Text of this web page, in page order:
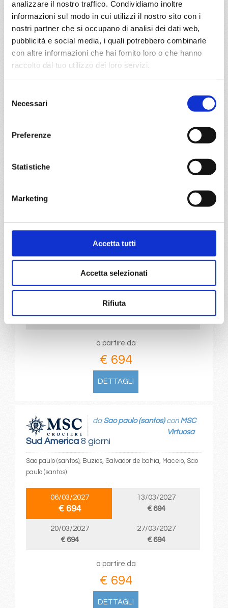
analizzare il nostro traffico. Condividiamo inoltre
informazioni sul modo in cui utilizzi il nostro sito con i
nostri partner che si occupano di analisi dei dati web,
pubblicità e social media, i quali potrebbero combinarle
con altre informazioni che hai fornito loro o che hanno
raccolto dal tuo utilizzo dei loro servizi.
delNecessari
Preferenze
Statistiche
Marketing
Accetta tutti
Accetta selezionati
Rifiuta
Salvador de bahia, Maceio, Sao paulo (santos), Buzios,
Salvador de bahia
02/03/2027
€ 694
09/03/2027
€ 694
Sud America8 giorni
MSC Virtuosa
Maceio, Sao paulo (santos), Buzios, Salvador de bahia,
03/03/2027
€ 694
10/03/2027
€ 694
a partire da
€ 694
DETTAGLI
Sud America8 giorni
da Sao paulo (santos)con MSC
Virtuosa
Sao paulo (santos), Buzios, Salvador de bahia, Maceio, Sao
paulo (santos)
06/03/2027
€ 694
13/03/2027
€ 694
20/03/2027
€ 694
27/03/2027
€ 694
a partire da
€ 694
DETTAGLI